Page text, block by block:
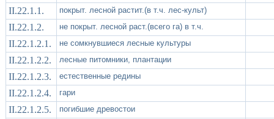
II.22.1.1. покрыт. лесной растит.(в т.ч. лес-культ)
II.22.1.2. не покрыт. лесной раст.(всего га) в т.ч.
II.22.1.2.1. не сомкнувшиеся лесные культуры
II.22.1.2.2. лесные питомники, плантации
II.22.1.2.3. естественные редины
II.22.1.2.4. гари
II.22.1.2.5. погибшие древостои